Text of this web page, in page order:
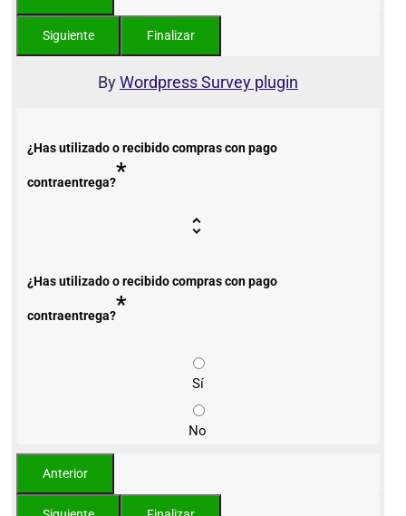
ByWordpress Survey plugin
¿Has utilizado o recibido compras con pago
contraentrega?*
¿Has utilizado o recibido compras con pago
contraentrega?*
Sí
No